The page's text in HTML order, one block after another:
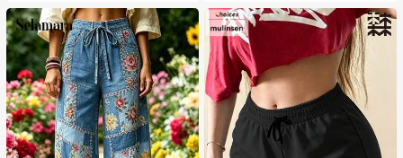
หญิงและเด็กผู้หญิง เหมาะสำหรับฤดูใบ
ไม้ร่วงและฤดูหนาว